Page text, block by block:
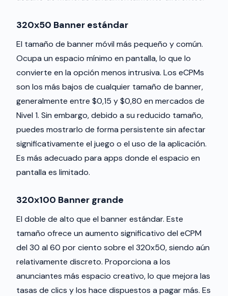
320x50 Banner estándar
El tamaño de banner móvil más pequeño y común.
Ocupa un espacio mínimo en pantalla, lo que lo
convierte en la opción menos intrusiva. Los eCPMs
son los más bajos de cualquier tamaño de banner,
generalmente entre $0,15 y $0,80 en mercados de
Nivel 1. Sin embargo, debido a su reducido tamaño,
puedes mostrarlo de forma persistente sin afectar
significativamente el juego o el uso de la aplicación.
Es más adecuado para apps donde el espacio en
pantalla es limitado.
320x100 Banner grande
El doble de alto que el banner estándar. Este
tamaño ofrece un aumento significativo del eCPM
del 30 al 60 por ciento sobre el 320x50, siendo aún
relativamente discreto. Proporciona a los
anunciantes más espacio creativo, lo que mejora las
tasas de clics y los hace dispuestos a pagar más. Es